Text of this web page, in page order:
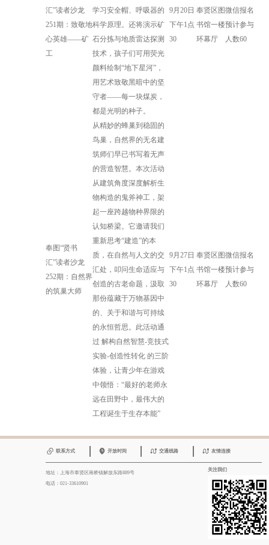
汇”读者沙龙
251期：致敬地
心英雄——矿
工
学习安全帽、呼吸器的
科学原理。还将演示矿
石分拣与地质雷达探测
技术，孩子们可用荧光
颜料绘制“地下星河”，
用艺术致敬黑暗中的坚
守者——每一块煤炭，
都是光明的种子。
9月20日
下午1点
30
奉贤区图
书馆一楼
环幕厅
微信报名
预计参与
人数60
奉图“贤书
汇”读者沙龙
252期：自然界
的筑巢大师
从精妙的蜂巢到稳固的
鸟巢，自然界的无名建
筑师们早已书写着无声
的营造智慧。本次活动
从建筑角度深度解析生
物构造的鬼斧神工，架
起一座跨越物种界限的
认知桥梁。它邀请我们
重新思考“建造”的本
质，在自然与人文的交
汇处，叩问生命适应与
创造的古老命题，汲取
那份蕴藏于万物基因中
的、关于和谐与可持续
的永恒哲思。此活动通
过 解构自然智慧-竞技式
实验-创造性转化 的三阶
体验，让青少年在游戏
中领悟：“最好的老师永
远在田野中，最伟大的
工程诞生于生存本能”
9月27日
下午1点
30
奉贤区图
书馆一楼
环幕厅
微信报名
预计参与
人数60
联系方式 开放时间 交通线路 友情连接
地址：上海市奉贤区南桥镇解放东路889号
电话：021-33610901
关注我们